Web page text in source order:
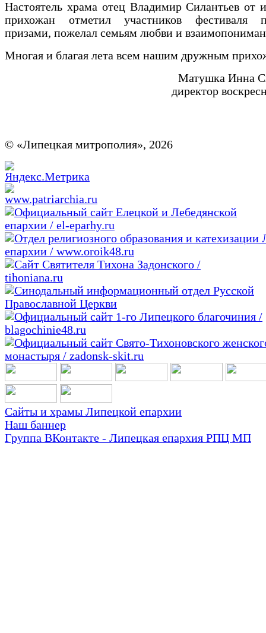
Настоятель храма отец Владимир Силантьев от
прихожан отметил участников фестиваля
призами, пожелал семьям любви и
Многая и благая лета всем нашим дружным
Матушка Инна
директор
© «Липецкая митрополия», 2026
Сайты и храмы Липецкой епархии
Наш баннер
Группа ВКонтакте - Липецкая епархия РПЦ МП